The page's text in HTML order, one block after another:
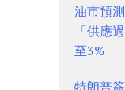
油市預
「供應
至3%